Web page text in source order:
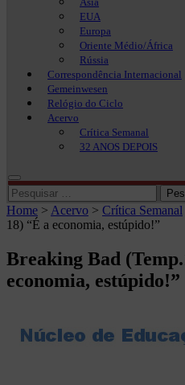
EUA
Europa
Oriente Médio/África
Rússia
Correspondência Internacional
Gemeinwesen
Relógio do Ciclo
Acervo
Crítica Semanal
32 ANOS DEPOIS
Pesquisar
por:
Home > Acervo > Crítica Semanal
18) “É a economia, estúpido!”
Breaking Bad
economia, estúpido!”